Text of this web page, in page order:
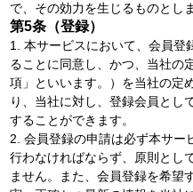
で、その効力を生じるものとし
第5条（登録）
1. 本サービスにおいて、会員登
ることに同意し、かつ、当社の
項」といいます。）を当社の定
り、当社に対し、登録会員とし
することができます。
2. 会員登録の申請は必ず本サー
行わなければならず、原則とし
ません。また、会員登録を希望